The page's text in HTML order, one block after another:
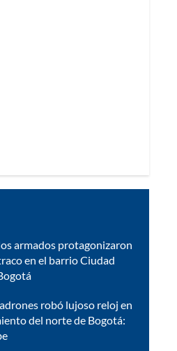
armados protagonizaron
en el barrio Ciudad
robó lujoso reloj en
del norte de Bogotá: